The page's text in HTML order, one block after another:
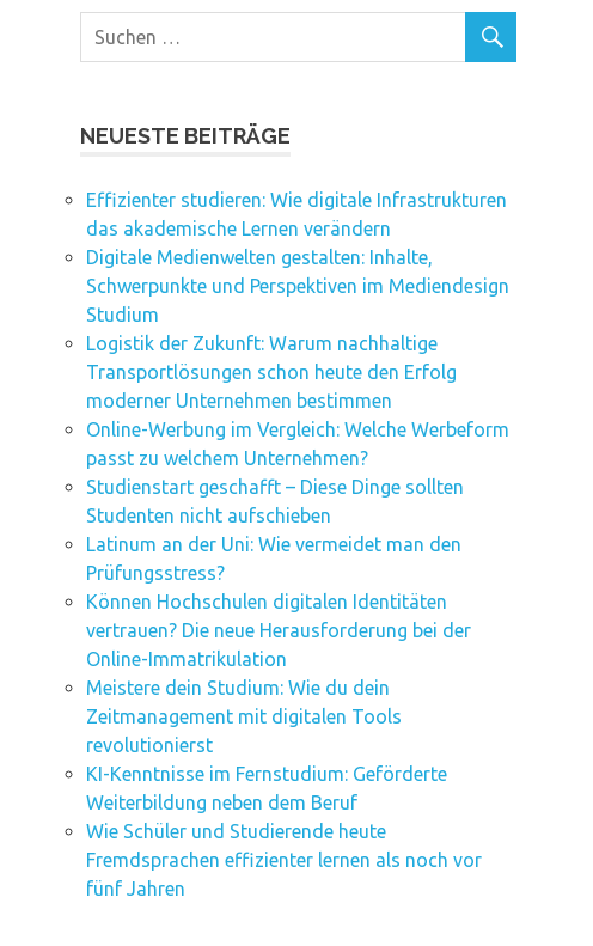
NEUESTE BEITRÄGE
Effizienter studieren: Wie digitale Infrastrukturen
das akademische Lernen verändern
Digitale Medienwelten gestalten: Inhalte,
Schwerpunkte und Perspektiven im Mediendesign
Studium
Logistik der Zukunft: Warum nachhaltige
Transportlösungen schon heute den Erfolg
moderner Unternehmen bestimmen
Online-Werbung im Vergleich: Welche Werbeform
passt zu welchem Unternehmen?
Studienstart geschafft – Diese Dinge sollten
Studenten nicht aufschieben
Latinum an der Uni: Wie vermeidet man den
Prüfungsstress?
Können Hochschulen digitalen Identitäten
vertrauen? Die neue Herausforderung bei der
Online-Immatrikulation
Meistere dein Studium: Wie du dein
Zeitmanagement mit digitalen Tools
revolutionierst
KI-Kenntnisse im Fernstudium: Geförderte
Weiterbildung neben dem Beruf
Wie Schüler und Studierende heute
Fremdsprachen effizienter lernen als noch vor
fünf Jahren